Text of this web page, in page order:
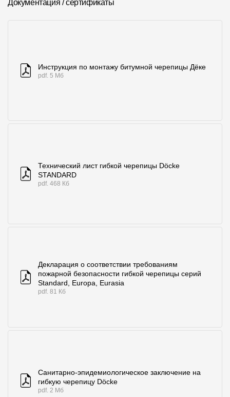
Документация / сертификаты
Инструкция по монтажу битумной черепицы Дёке
pdf. 5 Мб
Технический лист гибкой черепицы Döcke
STANDARD
pdf. 468 Кб
Декларация о соответствии требованиям
пожарной безопасности гибкой черепицы серий
Standard, Europa, Eurasia
pdf. 81 Кб
Санитарно-эпидемиологическое заключение на
гибкую черепицу Döcke
pdf. 2 Мб